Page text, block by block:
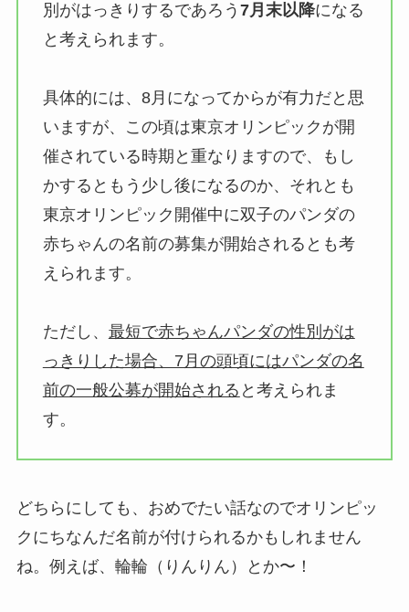
別がはっきりするであろう 7月末以降になる
と考えられます。
具体的には、8月になってからが有力だと思
いますが、この頃は東京オリンピックが開
催されている時期と重なりますので、もし
かするともう少し後になるのか、それとも
東京オリンピック開催中に双子のパンダの
赤ちゃんの名前の募集が開始されるとも考
えられます。
ただし、 最短で赤ちゃんパンダの性別がは
っきりした場合、7月の頭頃にはパンダの名
前の一般公募が開始される と考えられま
す。
どちらにしても、おめでたい話なのでオリンピッ
クにちなんだ名前が付けられるかもしれません
ね。例えば、輪輪（りんりん）とか〜！